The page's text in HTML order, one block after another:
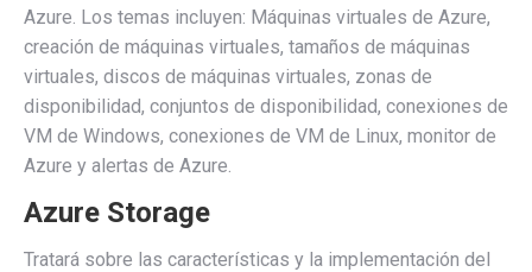
Azure. Los temas incluyen: Máquinas virtuales de Azure,
creación de máquinas virtuales, tamaños de máquinas
virtuales, discos de máquinas virtuales, zonas de
disponibilidad, conjuntos de disponibilidad, conexiones de
VM de Windows, conexiones de VM de Linux, monitor de
Azure y alertas de Azure.
Azure Storage
Tratará sobre las características y la implementación del